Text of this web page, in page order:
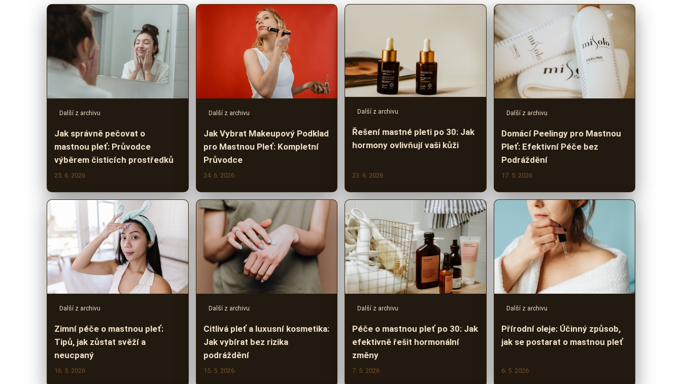
Další z archivu
Jak správně pečovat o
mastnou pleť: Průvodce
výběrem čisticích prostředků
25. 6. 2026
Další z archivu
Jak Vybrat Makeupový Podklad
pro Mastnou Pleť: Kompletní
Průvodce
24. 6. 2026
Další z archivu
Řešení mastné pleti po 30: Jak
hormony ovlivňují vaši kůži
23. 6. 2026
Další z archivu
Domácí Peelingy pro Mastnou
Pleť: Efektivní Péče bez
Podráždění
17. 5. 2026
Další z archivu
Zimní péče o mastnou pleť:
Tipů, jak zůstat svěží a
neucpaný
16. 5. 2026
Další z archivu
Citlivá pleť a luxusní kosmetika:
Jak vybírat bez rizika
podráždění
15. 5. 2026
Další z archivu
Péče o mastnou pleť po 30: Jak
efektivně řešit hormonální
změny
7. 5. 2026
Další z archivu
Přírodní oleje: Účinný způsob,
jak se postarat o mastnou pleť
6. 5. 2026